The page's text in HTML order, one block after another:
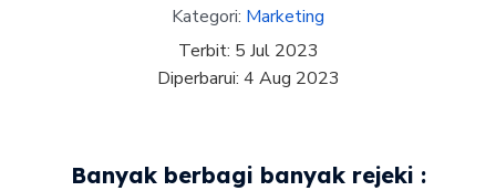
Kategori: Marketing
Terbit: 5 Jul 2023
Diperbarui: 4 Aug 2023
Banyak berbagi banyak rejeki :